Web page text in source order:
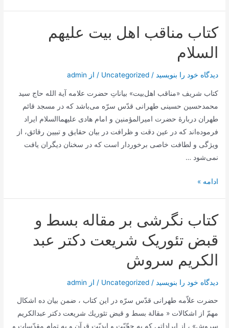
ملکوت
3
جلدی
آیت
سید
محمد
محسن
حسینی
طهرانی
کتاب مناقب اهل بیت علیهم
السلام
دیدگاه‌ خود را بنویسید /
Uncategorized / از admin
کتاب شریف «مناقب اهل‌بیت» بیاناتِ حضرت علامه آیة الله حاج سید
محمد‌حسین حسینی طهرانی قدّس سرّه می‌باشد که در مسجد قائم
طهران دربارۀ حضرت امیرالمؤمنین و امام هادی علیهما‌السلام ایراد
فرموده‌اند که در عین دقت و ظرافت در بیان حقایق و تبیین رقائق، از
ویژگی و لطافت خاصی برخوردار است که در سخنان دیگران یافت
نمی‌شود …
کتاب
بیت
السلام
ادامه »
کتاب نگرشی بر مقاله بسط و
قبض تئوریک شریعت دکتر عبد
الکریم سروش
دیدگاه‌ خود را بنویسید /
Uncategorized / از admin
حضرت‌ علاّمه‌ طهرانی قدّس‌ سرّه‌ در اين‌ كتاب‌ ، ضمن‌ بيان‌ ده‌ اشكال‌
مهمّ از اشكالات‌ « مقالة‌ بسط‌ و قبض‌ تئوريك‌ شريعت‌ دكتر عبدالكريم‌
سروش‌» ، از ايراداتي‌ كه‌ به‌ حجّيّت‌ و ابديّت‌ قرآن‌ و به تمام‌ مقدّسات‌ و